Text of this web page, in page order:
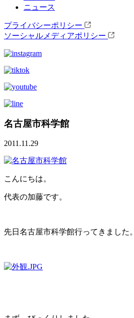
ニュース
プライバシーポリシー
ソーシャルメディアポリシー
名古屋市科学館
2011.11.29
こんにちは。
代表の加藤です。
先日名古屋市科学館行ってきました。